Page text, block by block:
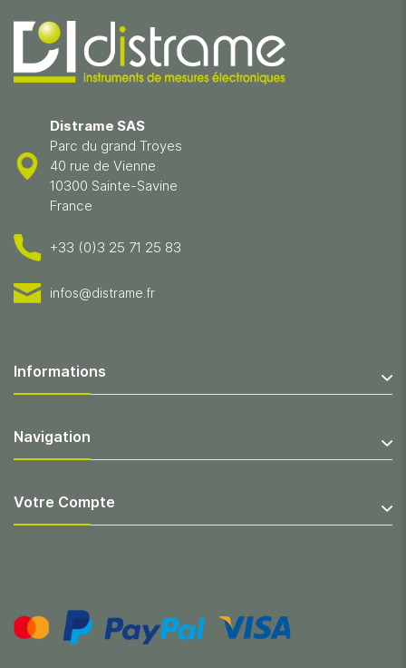
Distrame SAS
Parc du grand Troyes
40 rue de Vienne
10300 Sainte-Savine
France
+33 (0)3 25 71 25 83
infos@distrame.fr
Informations
Navigation
Votre Compte